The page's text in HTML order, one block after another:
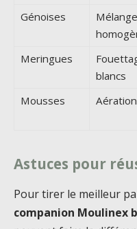
Génoises
Mélange
Meringues
blancs
Mousses
Astuces pour
Pour tirer le meilleur
companion Moulinex